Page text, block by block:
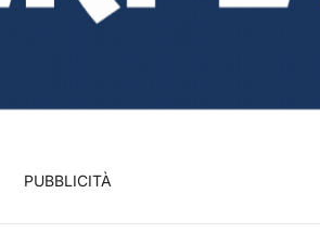
PUBBLICITÀ